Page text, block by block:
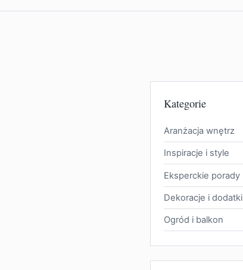
Kategorie
Aranżacja wnętrz
Inspiracje i style
Eksperckie porady
Dekoracje i dodatki
Ogród i balkon